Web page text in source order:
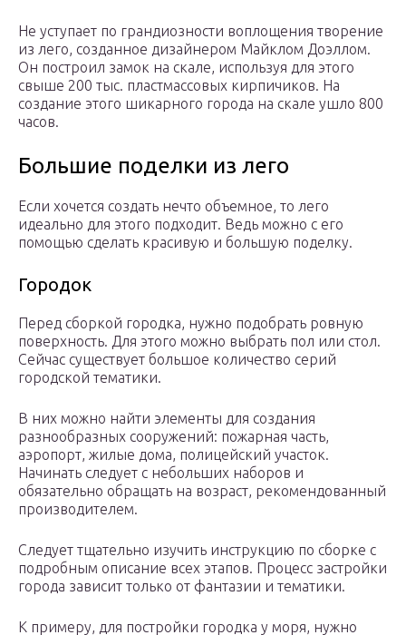
Не уступает по грандиозности воплощения творение
из лего, созданное дизайнером Майклом Доэллом.
Он построил замок на скале, используя для этого
свыше 200 тыс. пластмассовых кирпичиков. На
создание этого шикарного города на скале ушло 800
часов.
Большие поделки из лего
Если хочется создать нечто объемное, то лего
идеально для этого подходит. Ведь можно с его
помощью сделать красивую и большую поделку.
Городок
Перед сборкой городка, нужно подобрать ровную
поверхность. Для этого можно выбрать пол или стол.
Сейчас существует большое количество серий
городской тематики.
В них можно найти элементы для создания
разнообразных сооружений: пожарная часть,
аэропорт, жилые дома, полицейский участок.
Начинать следует с небольших наборов и
обязательно обращать на возраст, рекомендованный
производителем.
Следует тщательно изучить инструкцию по сборке с
подробным описание всех этапов. Процесс застройки
города зависит только от фантазии и тематики.
К примеру, для постройки городка у моря, нужно